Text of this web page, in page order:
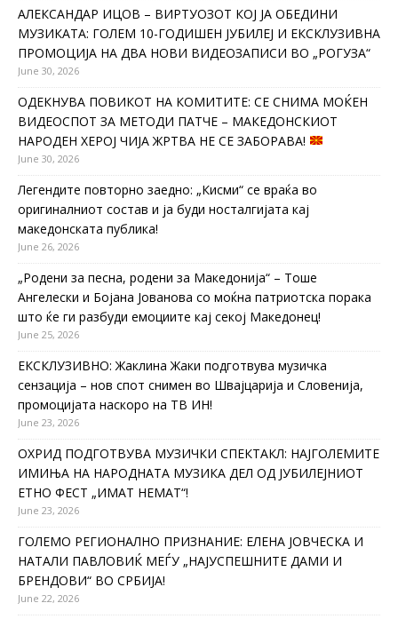
АЛЕКСАНДАР ИЦОВ – ВИРТУОЗОТ КОЈ ЈА ОБЕДИНИ
МУЗИКАТА: ГОЛЕМ 10-ГОДИШЕН ЈУБИЛЕЈ И ЕКСКЛУЗИВНА
ПРОМОЦИЈА НА ДВА НОВИ ВИДЕОЗАПИСИ ВО „РОГУЗА“
June 30, 2026
ОДЕКНУВА ПОВИКОТ НА КОМИТИТЕ: СЕ СНИМА МОЌЕН
ВИДЕОСПОТ ЗА МЕТОДИ ПАТЧЕ – МАКЕДОНСКИОТ
НАРОДЕН ХЕРОЈ ЧИЈА ЖРТВА НЕ СЕ ЗАБОРАВА!
June 30, 2026
Легендите повторно заедно: „Кисми“ се враќа во
оригиналниот состав и ја буди носталгијата кај
македонската публика!
June 26, 2026
„Родени за песна, родени за Македонија“ – Тоше
Ангелески и Бојана Јованова со моќна патриотска порака
што ќе ги разбуди емоциите кај секој Македонец!
June 25, 2026
ЕКСКЛУЗИВНО: Жаклина Жаки подготвува музичка
сензација – нов спот снимен во Швајцарија и Словенија,
промоцијата наскоро на ТВ ИН!
June 23, 2026
ОХРИД ПОДГОТВУВА МУЗИЧКИ СПЕКТАКЛ: НАЈГОЛЕМИТЕ
ИМИЊА НА НАРОДНАТА МУЗИКА ДЕЛ ОД ЈУБИЛЕЈНИОТ
ЕТНО ФЕСТ „ИМАТ НЕМАТ“!
June 23, 2026
ГОЛЕМО РЕГИОНАЛНО ПРИЗНАНИЕ: ЕЛЕНА ЈОВЧЕСКА И
НАТАЛИ ПАВЛОВИЌ МЕЃУ „НАЈУСПЕШНИТЕ ДАМИ И
БРЕНДОВИ“ ВО СРБИЈА!
June 22, 2026